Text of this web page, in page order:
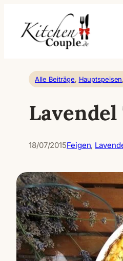
springen
Alle Beiträge, Hauptspeisen,
18/07/2015Feigen,